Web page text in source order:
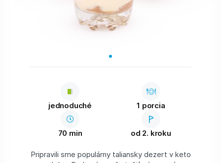
jednoduché 1 porcia
70 min od 2. kroku
Pripravili sme populárny taliansky dezert v keto